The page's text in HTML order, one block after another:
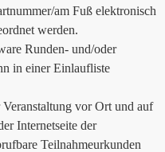
am Fuß elektronisch
werden.
Runden- und/oder
in einer Einlaufliste
vor Ort und auf
Internetseite der
Teilnahmeurkunden